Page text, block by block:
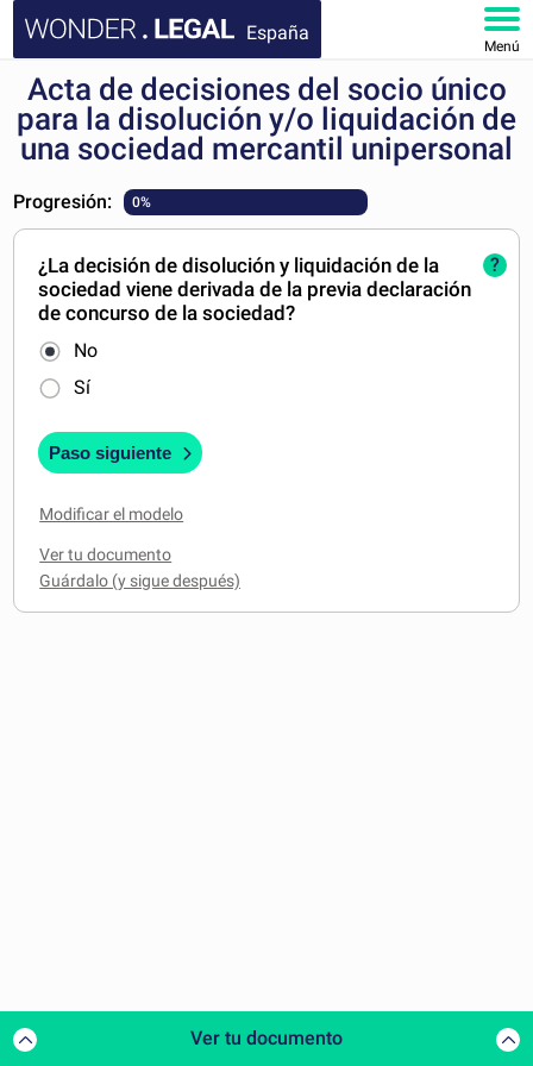
España
Menú
INICIO
DOCUMENTOS
FAQ
MI CUENTA
Acta de decisiones del socio único
para la disolución y/o liquidación de
una sociedad mercantil unipersonal
Progresión: 0%
¿La decisión de disolución y liquidación de la
sociedad viene derivada de la previa declaración
de concurso de la sociedad?
No
Sí
?
Paso siguiente
Modificar el modelo
Ver tu documento
Ver tu documento